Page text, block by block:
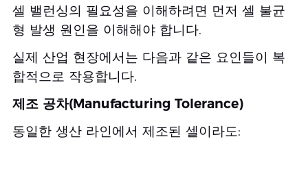
셀 밸런싱의 필요성을 이해하려면 먼저 셀 불균
형 발생 원인을 이해해야 합니다.
실제 산업 현장에서는 다음과 같은 요인들이 복
합적으로 작용합니다.
제조 공차(Manufacturing Tolerance)
동일한 생산 라인에서 제조된 셀이라도: